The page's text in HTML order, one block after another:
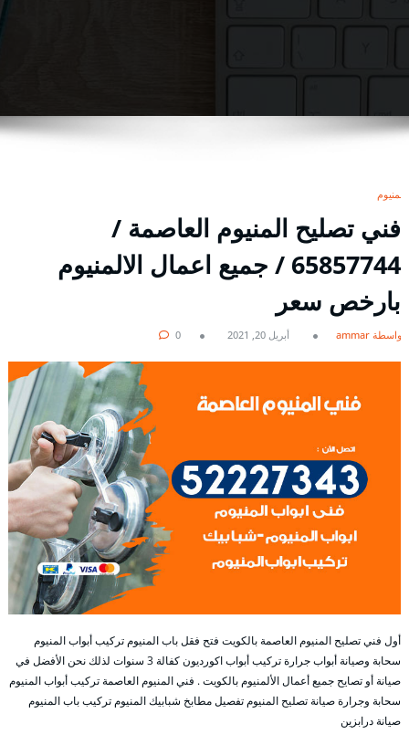
المنيوم
فني تصليح المنيوم العاصمة /
65857744 / جميع اعمال الالمنيوم
بارخص سعر
بواسطة ammar أبريل 20, 2021 0
أول فني تصليح المنيوم العاصمة بالكويت فتح فقل باب المنيوم تركيب أبواب المنيوم
سحابة وصيانة أبواب جرارة تركيب أبواب اكورديون كفالة 3 سنوات لذلك نحن الأفضل في
صيانة أو تصايح جميع أعمال الألمنيوم بالكويت . فني المنيوم العاصمة تركيب أبواب المنيوم
سحابة وجرارة صيانة تصليح المنيوم تفصيل مطابخ شبابيك المنيوم تركيب باب المنيوم
صيانة درابزين